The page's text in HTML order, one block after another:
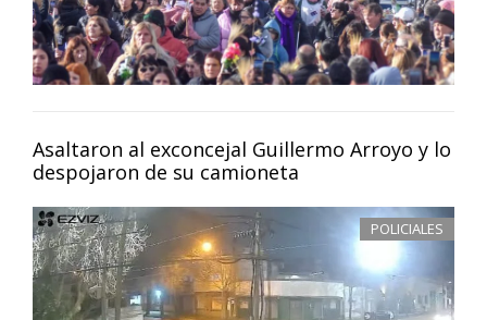
Asaltaron al exconcejal Guillermo Arroyo y lo
despojaron de su camioneta
POLICIALES